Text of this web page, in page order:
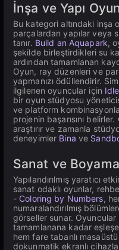
İnşa ve Yapı
Bu kategori altındaki inşa
parçalardan yapılar veya
tanır. Build an Aquapark,
şekilde birleştirdikleri su
ardından tamamlanan
Oyun, ray düzenleri ve
yapmanızı ödüllendirir.
ilgilenen oyuncular için
bir oyun stüdyosu
ve platform
projenin başarısını
araştırır ve zamanla
deneyimler Bina ve
Sanat ve
Yapılandırılmış yaratıcı
sanat odaklı oyunlar,
- Coloring by Numbers,
numaralandırılmış
görseller sunar.
tamamlanana kadar
hem fare tabanlı
dokunmatik ekranlı